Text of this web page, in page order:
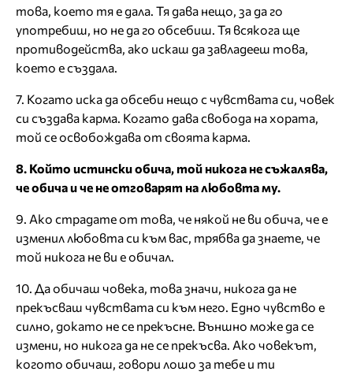
това, което тя е дала. Тя дава нещо, за да го
употребиш, но не да го обсебиш. Тя всякога ще
противодейства, ако искаш да завладееш това,
което е създала.
7. Когато иска да обсеби нещо с чувствата си, човек
си създава карма. Когато дава свобода на хората,
той се освобождава от своята карма.
8. Който истински обича, той никога не съжалява,
че обича и че не отговарят на любовта му.
9. Ако страдате от това, че някой не ви обича, че е
изменил любовта си към вас, трябва да знаете, че
той никога не ви е обичал.
10. Да обичаш човека, това значи, никога да не
прекъсваш чувствата си към него. Едно чувство е
силно, докато не се прекъсне. Външно може да се
измени, но никога да не се прекъсва. Ако човекът,
когото обичаш, говори лошо за тебе и ти